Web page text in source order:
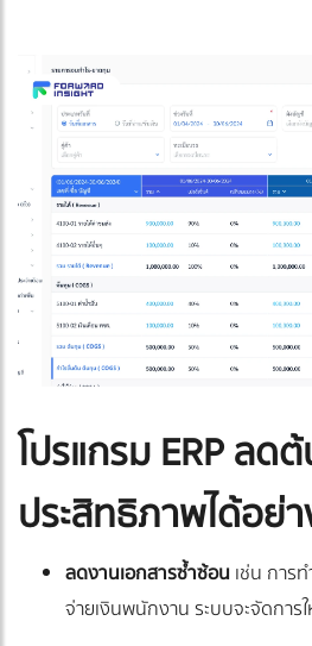
โปรแกรม ERP ลด
ประสิทธิภาพได้อย่า
ลดงานเอกสารซ้ำซ้อนเช่น การ
จ่ายเงินพนักงาน ระบบจะจัดการ